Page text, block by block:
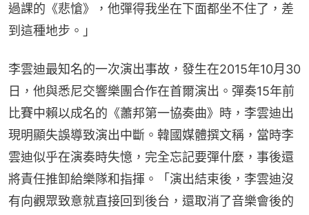
過課的《悲愴》，他彈得我坐在下面都坐不住了，差
到這種地步。」
李雲迪最知名的一次演出事故，發生在2015年10月30
日，他與悉尼交響樂團合作在首爾演出。彈奏15年前
比賽中賴以成名的《蕭邦第一協奏曲》時，李雲迪出
現明顯失誤導致演出中斷。韓國媒體撰文稱，當時李
雲迪似乎在演奏時失憶，完全忘記要彈什麼，事後還
將責任推卸給樂隊和指揮。「演出結束後，李雲迪沒
有向觀眾致意就直接回到後台，還取消了音樂會後的